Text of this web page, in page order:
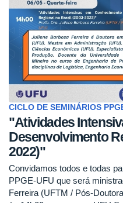
CICLO DE SEMINÁRIOS
"Atividades
Desenvolvimento
2022)"
Convidamos todos e todas
PPGE-UFU que será
Ferreira (UFTM / Pós-